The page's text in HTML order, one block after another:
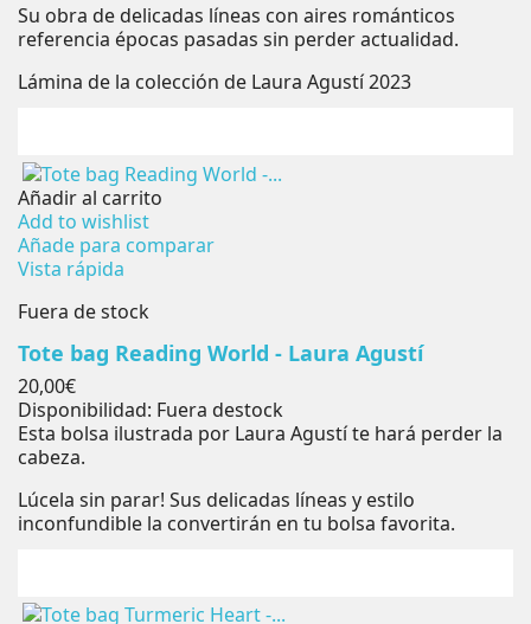
Su obra de delicadas líneas con aires románticos
referencia épocas pasadas sin perder actualidad.
Lámina de la colección de Laura Agustí 2023
Añadir al carrito
Add to wishlist
Añade para comparar
Vista rápida
Fuera de stock
Tote bag Reading World - Laura Agustí
Precio
20,00€
Disponibilidad: Fuera destock
Esta bolsa ilustrada por Laura Agustí te hará perder la
cabeza.
Lúcela sin parar! Sus delicadas líneas y estilo
inconfundible la convertirán en tu bolsa favorita.